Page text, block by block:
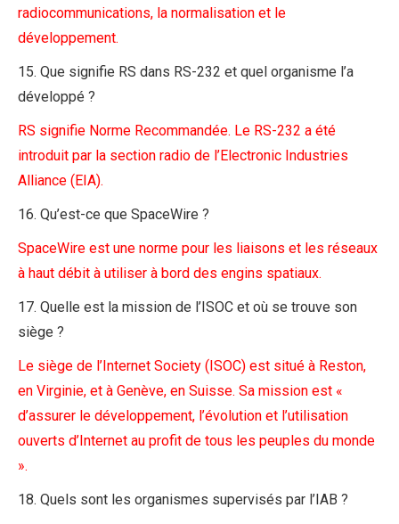
radiocommunications, la normalisation et le
développement.
15. Que signifie RS dans RS-232 et quel organisme l’a
développé ?
RS signifie Norme Recommandée. Le RS-232 a été
introduit par la section radio de l’Electronic Industries
Alliance (EIA).
16. Qu’est-ce que SpaceWire ?
SpaceWire est une norme pour les liaisons et les réseaux
à haut débit à utiliser à bord des engins spatiaux.
17. Quelle est la mission de l’ISOC et où se trouve son
siège ?
Le siège de l’Internet Society (ISOC) est situé à Reston,
en Virginie, et à Genève, en Suisse. Sa mission est «
d’assurer le développement, l’évolution et l’utilisation
ouverts d’Internet au profit de tous les peuples du monde
».
18. Quels sont les organismes supervisés par l’IAB ?